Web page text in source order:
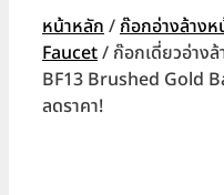
หน้าหลัก / ก๊อกอ่างล้าง
Faucet/ ก๊อกเดี่ยวอ่าง
BF13 Brushed Gold
ลดราคา!